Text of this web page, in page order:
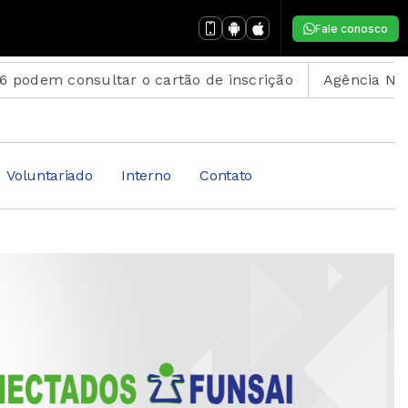
Fale conosco
o cartão de inscrição Agência Nacional de
Voluntariado Interno Contato